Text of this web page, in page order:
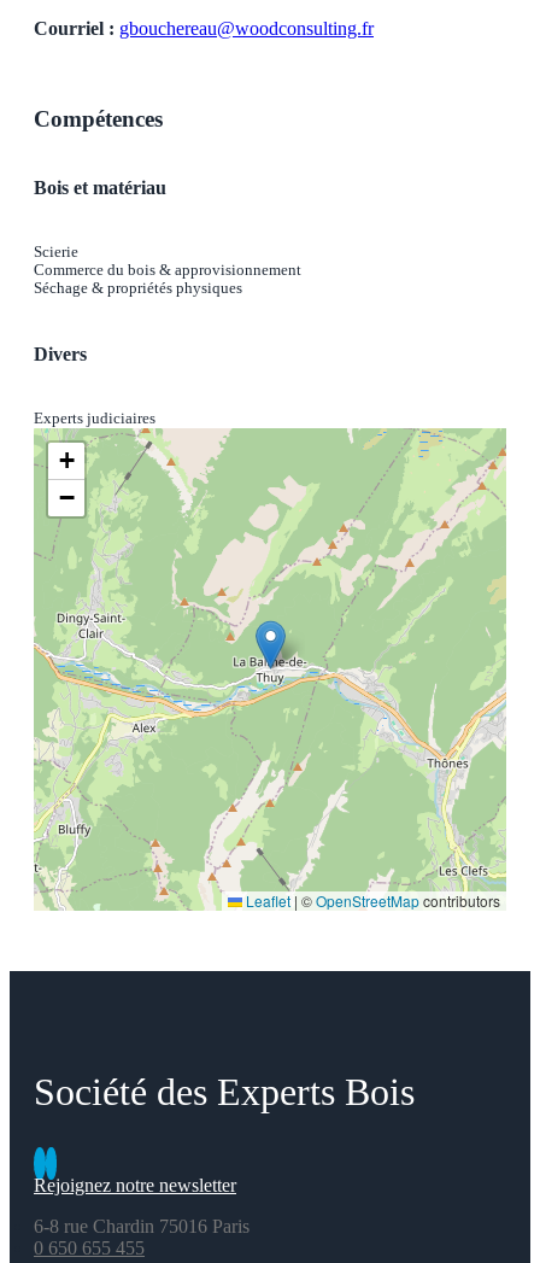
Courriel : gbouchereau@woodconsulting.fr
Compétences
Bois et matériau
Scierie
Commerce du bois & approvisionnement
Séchage & propriétés physiques
Divers
Experts judiciaires
+
−
Leaflet | ©OpenStreetMapcontributors
Société des Experts Bois
Rejoignez notre newsletter
6-8 rue Chardin 75016 Paris
0 650 655 455